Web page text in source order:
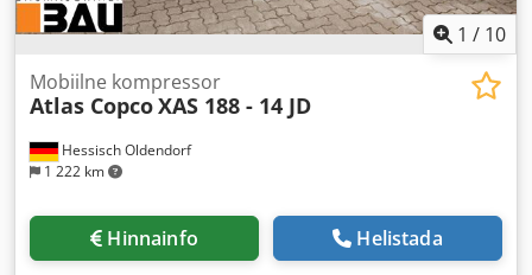
1 / 10
Hessisch Oldendorf
1 222 km
Mobiilne kompressor
Atlas CopcoXAS 188 - 14 JD
Hinnainfo Helistada